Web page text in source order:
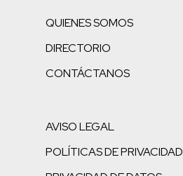
QUIENES SOMOS
DIRECTORIO
CONTÁCTANOS
AVISO LEGAL
POLÍTICAS DE PRIVACIDAD